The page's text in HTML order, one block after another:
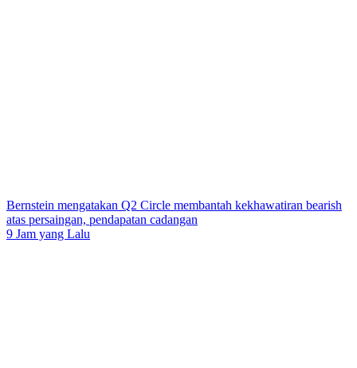
Bernstein mengatakan Q2 Circle membantah kekhawatiran bearish
atas persaingan, pendapatan cadangan
9 Jam yang Lalu